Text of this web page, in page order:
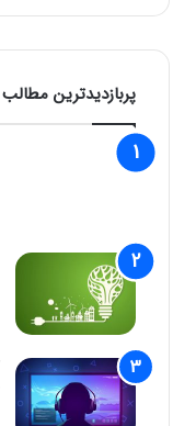
پربازدیدترین مطالب